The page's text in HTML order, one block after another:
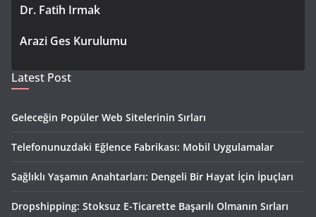
Dr. Fatih Irmak
Arazi Ges Kurulumu
Latest Post
Geleceğin Popüler Web Sitelerinin Sırları
Telefonunuzdaki Eğlence Fabrikası: Mobil Uygulamalar
Sağlıklı Yaşamın Anahtarları: Dengeli Bir Hayat İçin İpuçları
Dropshipping: Stoksuz E-Ticarette Başarılı Olmanın Sırları